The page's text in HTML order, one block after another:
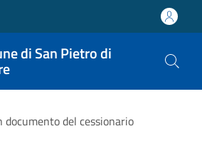
di San Pietro di
documento del cessionario